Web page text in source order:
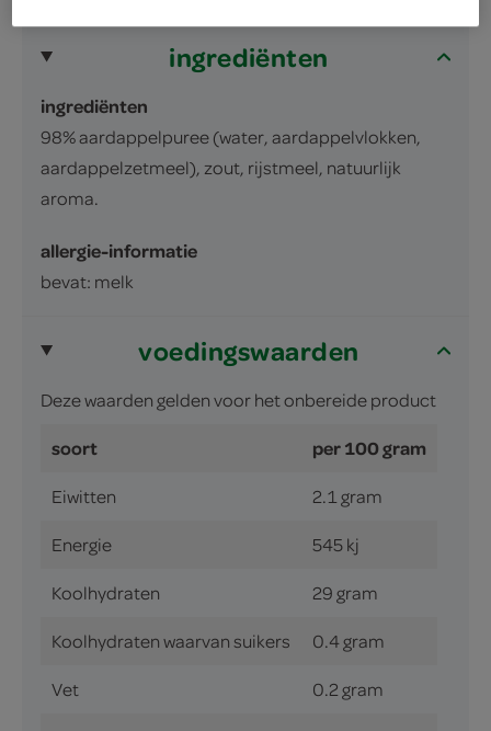
ingrediënten
ingrediënten
98% aardappelpuree (water, aardappelvlokken,
aardappelzetmeel), zout, rijstmeel, natuurlijk
aroma.
allergie-informatie
bevat: melk
voedingswaarden
Deze waarden gelden voor het onbereide product
soort per 100 gram
Eiwitten 2.1 gram
Energie 545 kj
Koolhydraten 29 gram
Koolhydraten waarvan suikers 0.4 gram
Vet 0.2 gram